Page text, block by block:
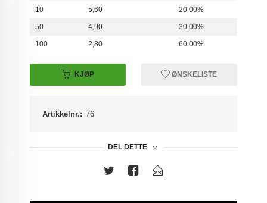
10 5,60 20.00%
50 4,90 30.00%
100 2,80 60.00%
KJØP ØNSKELISTE
Artikkelnr.: 76
DEL DETTE